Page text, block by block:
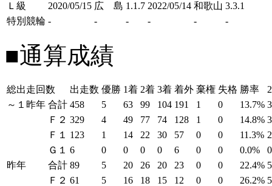
Ｌ級
2020/05/15 広 島 1.1.7 2022/05/14 和歌山 3.3.1
特別競輪 - - - - - -
■通算成績
総出走回数 出走数 優勝 1着 2着 3着 着外 棄権 失格 勝率
～１昨年 合計 458 5 63 99 104 191 1 0 13.7%
Ｆ２ 329 4 49 77 74 128 1 0 14.8%
Ｆ１
123 1 14 22 30 57 0 0 11.3%
Ｇ１
6 0 0 0 0 6 0 0 0.0%
昨年
合計 89 5 20 26 20 23 0 0 22.4%
Ｆ２ 61 5 16 18 15 12 0 0 26.2%